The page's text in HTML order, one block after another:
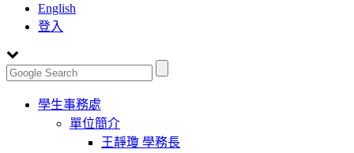
English
登入
Toggle
navigation
學生事務處
單位簡介
王靜瓊 學務長